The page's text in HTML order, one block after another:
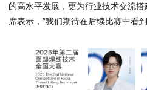
的高水平发展，更为行业技术交流
席表示，”我们期待在后续比赛中看